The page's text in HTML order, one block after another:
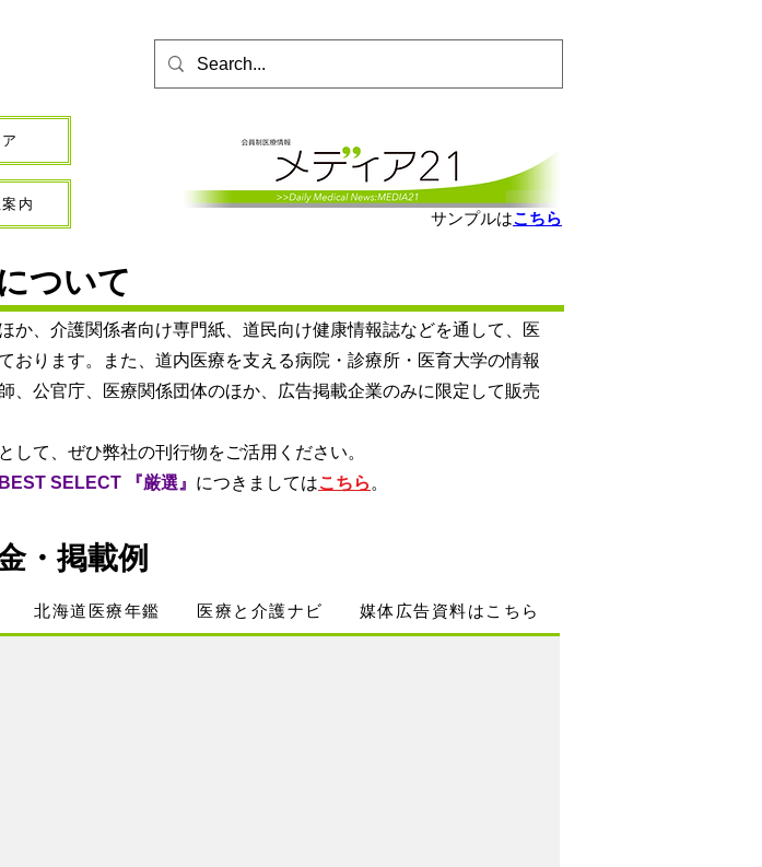
内
サンプルはこちら
ついて
、介護関係者向け専門紙、道民向け健康情報誌などを​通して、医
ります。また、道内医療を支える病院・診療所・医育大学の情報
、公官庁、医療関係団体のほか、広告掲載企業のみに限定して販売
て、ぜひ弊社の刊行物をご活用ください。
BEST SELECT 『厳選』 につきましてはこちら 。
・掲載例
北海道医療年鑑 医療と介護ナビ 媒体広告資料はこちら